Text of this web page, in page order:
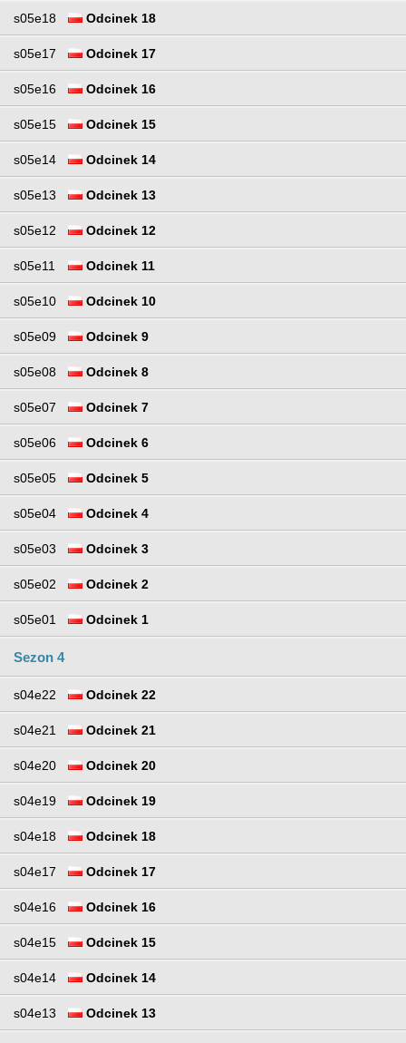
s05e18 Odcinek 18
s05e17 Odcinek 17
s05e16 Odcinek 16
s05e15 Odcinek 15
s05e14 Odcinek 14
s05e13 Odcinek 13
s05e12 Odcinek 12
s05e11 Odcinek 11
s05e10 Odcinek 10
s05e09 Odcinek 9
s05e08 Odcinek 8
s05e07 Odcinek 7
s05e06 Odcinek 6
s05e05 Odcinek 5
s05e04 Odcinek 4
s05e03 Odcinek 3
s05e02 Odcinek 2
s05e01 Odcinek 1
Sezon 4
s04e22 Odcinek 22
s04e21 Odcinek 21
s04e20 Odcinek 20
s04e19 Odcinek 19
s04e18 Odcinek 18
s04e17 Odcinek 17
s04e16 Odcinek 16
s04e15 Odcinek 15
s04e14 Odcinek 14
s04e13 Odcinek 13